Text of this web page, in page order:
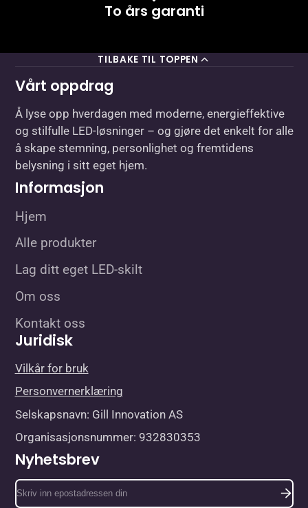
To års garanti
TILBAKE TIL TOPPEN
Vårt oppdrag
Å lyse opp hverdagen med moderne, energieffektive
og stilfulle LED-løsninger – og gjøre det enkelt for alle
å skape stemning, personlighet og fremtidens
belysning i sitt eget hjem.
Informasjon
Hjem
Alle produkter
Lag ditt eget LED-skilt
Om oss
Kontakt oss
Juridisk
Vilkår for bruk
Personvernerklæring
Selskapsnavn: Gill Innovation AS
Organisasjonsnummer: 932830353
Nyhetsbrev
Skriv
inn